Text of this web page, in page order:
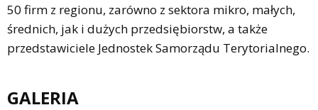
50 firm z regionu, zarówno z sektora mikro, małych,
średnich, jak i dużych przedsiębiorstw, a także
przedstawiciele Jednostek Samorządu Terytorialnego.
GALERIA